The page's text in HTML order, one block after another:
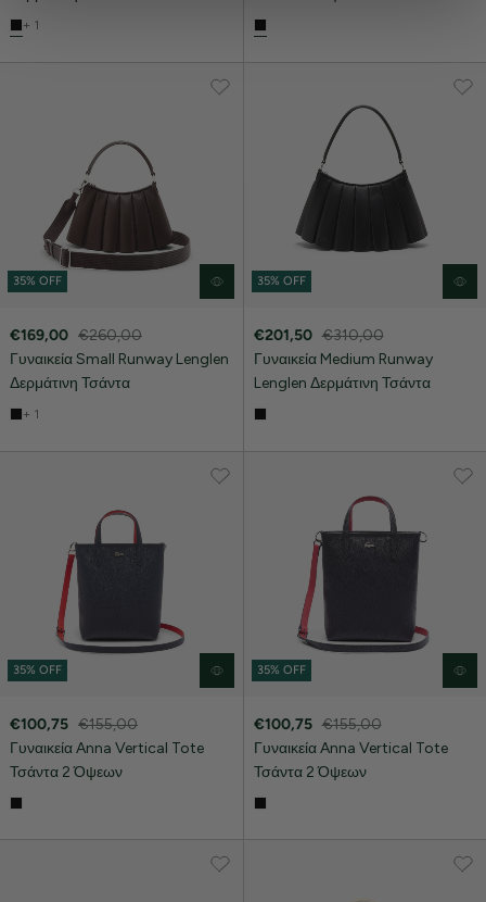
ανακαλέσετε τη συγκατάθεσή σας επιλέξτε το
μέλλον.Εάν επιθυμείτε να μάθετε περισσότερα σχετικά
με τα cookies, επισκεφθείτε οποιαδήποτε στιγμή τη
σελίδα Πολιτική cookies (link).
+ 1
35% OFF
€169,00 €260,00
Γυναικεία Small Runway Lenglen
Δερμάτινη Τσάντα
+ 1
35% OFF
€201,50 €310,00
Γυναικεία Medium Runway
Lenglen Δερμάτινη Τσάντα
35% OFF
€100,75 €155,00
Γυναικεία Anna Vertical Tote
Τσάντα 2 Όψεων
35% OFF
€100,75 €155,00
Γυναικεία Anna Vertical Tote
Τσάντα 2 Όψεων